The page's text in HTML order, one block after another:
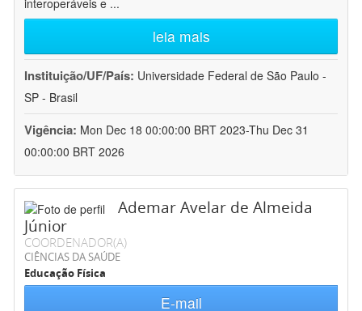
interoperáveis e ...
leia mais
Instituição/UF/País: Universidade Federal de São Paulo -
SP - Brasil
Vigência: Mon Dec 18 00:00:00 BRT 2023-Thu Dec 31
00:00:00 BRT 2026
Ademar Avelar de Almeida
Júnior
COORDENADOR(A)
CIÊNCIAS DA SAÚDE
Educação Física
E-mail